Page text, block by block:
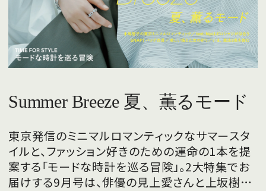
Summer Breeze 夏、薫るモード
東京発信のミニマルロマンティックなサマースタ
イルと、ファッション好きのための運命の1本を提
案する「モードな時計を巡る冒険」。2大特集でお
届けする9月号は、俳優の見上愛さんと上坂樹里